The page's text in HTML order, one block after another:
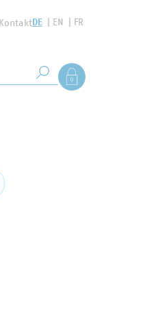
KontaktDE EN FR
Suche starten
Als Mitglied